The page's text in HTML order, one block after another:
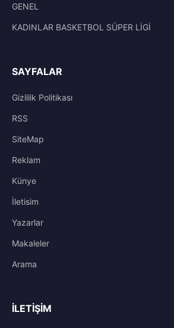
GENEL
KADINLAR BASKETBOL SÜPER LİGİ
SAYFALAR
Gizlilik Politikası
RSS
SiteMap
Reklam
Künye
İletisim
Yazarlar
Makaleler
Arama
İLETIŞIM